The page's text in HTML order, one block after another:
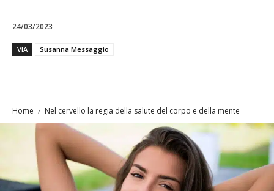
24/03/2023
VIA Susanna Messaggio
Home Nel cervello la regia della salute del corpo e della mente